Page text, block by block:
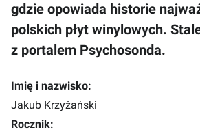
gdzie opowiada historie
polskich płyt winylowych.
z portalem Psychosonda.
Imię i nazwisko:
Jakub Krzyżański
Rocznik: